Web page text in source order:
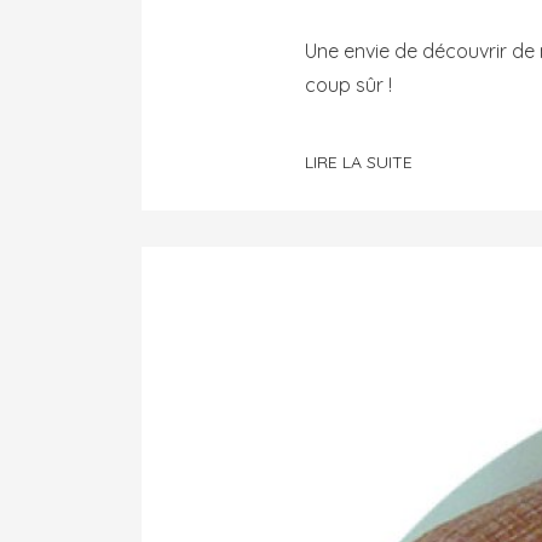
Une envie de découvrir
coup sûr !
LIRE LA SUITE